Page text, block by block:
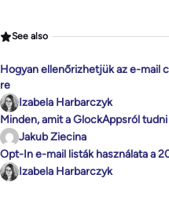
See also
Hogyan ellenőrizhetjük az e-mail
re
Izabela Harbarczyk
Minden, amit a GlockAppsról
Jakub Ziecina
Opt-In e-mail listák használata a
Izabela Harbarczyk